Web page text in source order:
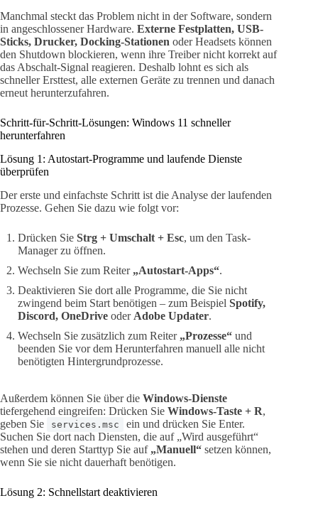
Manchmal steckt das Problem nicht in der Software, sondern
in angeschlossener Hardware. Externe Festplatten, USB-
Sticks, Drucker, Docking-Stationen oder Headsets können
den Shutdown blockieren, wenn ihre Treiber nicht korrekt auf
das Abschalt-Signal reagieren. Deshalb lohnt es sich als
schneller Ersttest, alle externen Geräte zu trennen und danach
erneut herunterzufahren.
Schritt-für-Schritt-Lösungen: Windows 11 schneller
herunterfahren
Lösung 1: Autostart-Programme und laufende Dienste
überprüfen
Der erste und einfachste Schritt ist die Analyse der laufenden
Prozesse. Gehen Sie dazu wie folgt vor:
Drücken Sie Strg + Umschalt + Esc, um den Task-
Manager zu öffnen.
Wechseln Sie zum Reiter „Autostart-Apps“.
Deaktivieren Sie dort alle Programme, die Sie nicht
zwingend beim Start benötigen – zum Beispiel Spotify,
Discord, OneDrive oder Adobe Updater.
Wechseln Sie zusätzlich zum Reiter „Prozesse“ und
beenden Sie vor dem Herunterfahren manuell alle nicht
benötigten Hintergrundprozesse.
Außerdem können Sie über die Windows-Dienste
tiefergehend eingreifen: Drücken Sie Windows-Taste + R,
geben Sie
services.msc
ein und drücken Sie Enter.
Suchen Sie dort nach Diensten, die auf „Wird ausgeführt“
stehen und deren Starttyp Sie auf „Manuell“ setzen können,
wenn Sie sie nicht dauerhaft benötigen.
Lösung 2: Schnellstart deaktivieren